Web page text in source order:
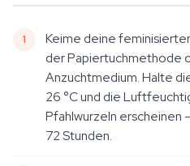
Keime deine
der Papiertuchmethode
Anzuchtmedium. Halte
26 °C und die
Pfahlwurzeln erscheinen
72 Stunden.